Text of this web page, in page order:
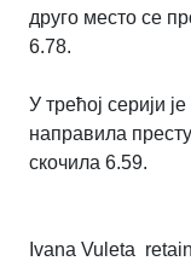
друго место се
6.78.
У трећој серији
направила
скочила 6.59.
Ivana Vuleta